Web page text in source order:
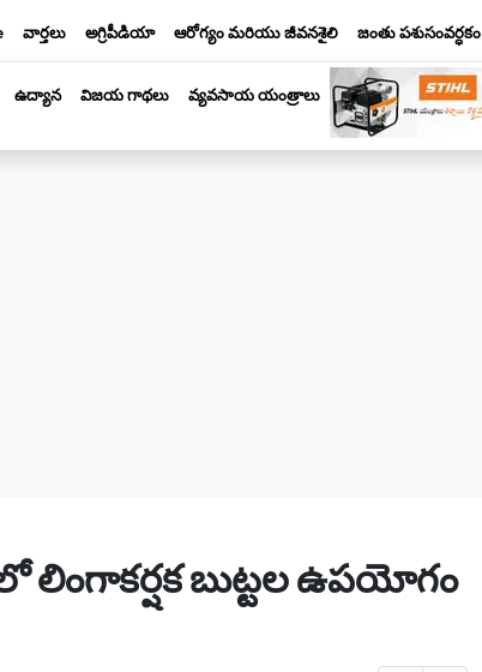
వార్తలు అగ్రిపీడియా ఆరోగ్యం మరియు జీవనశైలి జంతు పశుసంవర్ధకం
ఉద్యాన విజయ గాథలు వ్యవసాయ యంత్రాలు
లింగాకర్షక బుట్టల ఉపయోగం